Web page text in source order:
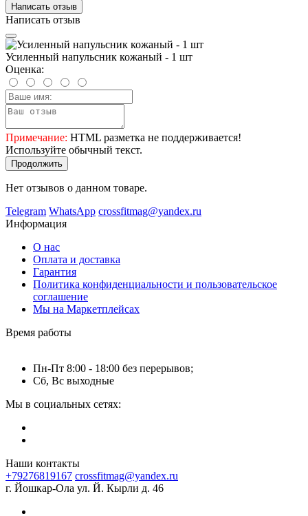
Написать отзыв
Написать отзыв
Усиленный напульсник кожаный - 1 шт
Оценка:
Примечание: HTML разметка не поддерживается!
Используйте обычный текст.
Продолжить
Нет отзывов о данном товаре.
Telegram WhatsApp crossfitmag@yandex.ru
Информация
О нас
Оплата и доставка
Гарантия
Политика конфиденциальности и пользовательское
соглашение
Мы на Маркетплейсах
Время работы
Пн-Пт 8:00 - 18:00 без перерывов;
Сб, Вс выходные
Мы в социальных сетях:
Наши контакты
+79276819167 crossfitmag@yandex.ru
г. Йошкар-Ола ул. Й. Кырли д. 46